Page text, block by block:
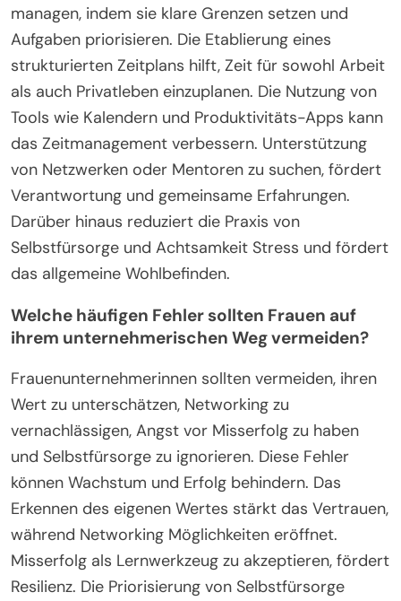
managen, indem sie klare Grenzen setzen und
Aufgaben priorisieren. Die Etablierung eines
strukturierten Zeitplans hilft, Zeit für sowohl Arbeit
als auch Privatleben einzuplanen. Die Nutzung von
Tools wie Kalendern und Produktivitäts-Apps kann
das Zeitmanagement verbessern. Unterstützung
von Netzwerken oder Mentoren zu suchen, fördert
Verantwortung und gemeinsame Erfahrungen.
Darüber hinaus reduziert die Praxis von
Selbstfürsorge und Achtsamkeit Stress und fördert
das allgemeine Wohlbefinden.
Welche häufigen Fehler sollten Frauen auf
ihrem unternehmerischen Weg vermeiden?
Frauenunternehmerinnen sollten vermeiden, ihren
Wert zu unterschätzen, Networking zu
vernachlässigen, Angst vor Misserfolg zu haben
und Selbstfürsorge zu ignorieren. Diese Fehler
können Wachstum und Erfolg behindern. Das
Erkennen des eigenen Wertes stärkt das Vertrauen,
während Networking Möglichkeiten eröffnet.
Misserfolg als Lernwerkzeug zu akzeptieren, fördert
Resilienz. Die Priorisierung von Selbstfürsorge